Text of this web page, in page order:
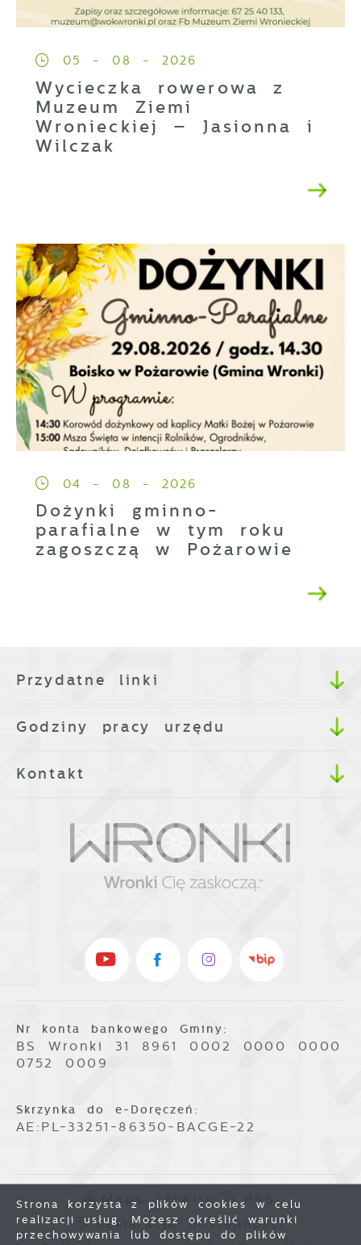
05 - 08 - 2026
Wycieczka rowerowa z
Muzeum Ziemi
Wronieckiej – Jasionna i
Wilczak
04 - 08 - 2026
Dożynki gminno-
parafialne w tym roku
zagoszczą w Pożarowie
Przydatne linki
Godziny pracy urzędu
Kontakt
Nr konta bankowego Gminy:
BS Wronki 31 8961 0002 0000 0000
0752 0009
Skrzynka do e-Doręczeń:
AE:PL-33251-86350-BACGE-22
Mapa serwisu
RSS
Deklaracja dostępności
Strona korzysta z plików cookies w celu
realizacji usług. Możesz określić warunki
przechowywania lub dostępu do plików